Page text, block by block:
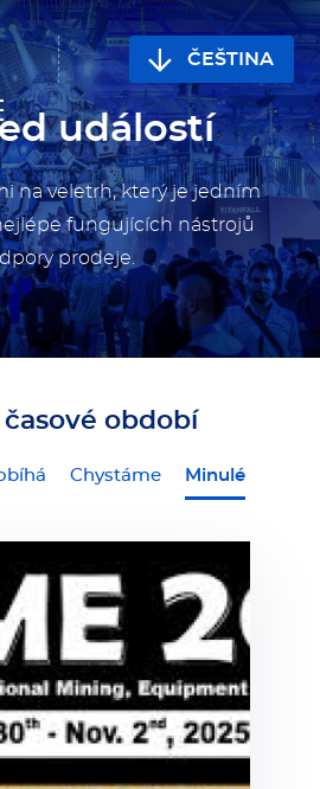
JAZYK
ČEŠTINA
událostí
na veletrh, který je jedním
fungujících nástrojů
prodeje.
období
Chystáme Minulé